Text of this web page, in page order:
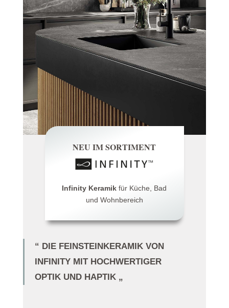
NEU IM SORTIMENT
Infinity Keramik für Küche, Bad
und Wohnbereich
“ DIE FEINSTEINKERAMIK VON
INFINITY MIT HOCHWERTIGER
OPTIK UND HAPTIK „